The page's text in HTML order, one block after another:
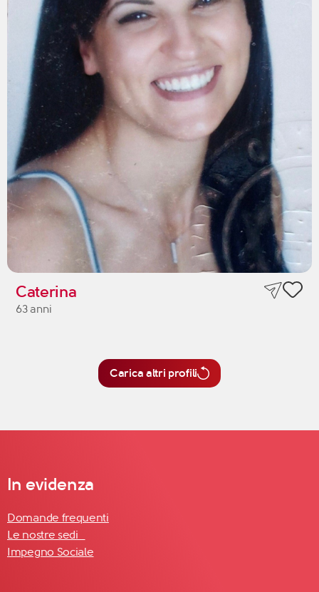
Caterina
63 anni
Carica altri profili
In evidenza
Domande frequenti
Le nostre sedi
Impegno Sociale